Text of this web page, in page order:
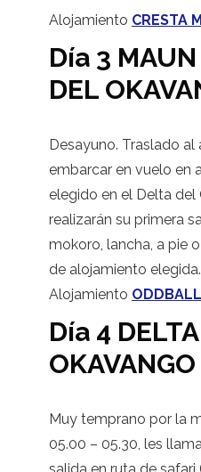
Alojamiento CRESTA
Día 3
DEL
Desayuno. Traslado
embarcar en vuelo en
elegido en el Delta del
realizarán su primera
mokoro, lancha, a pie
de alojamiento
Alojamiento
Día 4
OKAVANGO
Muy temprano por la
05.00 – 05.30, les